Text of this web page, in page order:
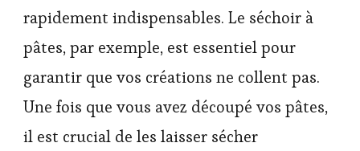
rapidement indispensables. Le séchoir à
pâtes, par exemple, est essentiel pour
garantir que vos créations ne collent pas.
Une fois que vous avez découpé vos pâtes,
il est crucial de les laisser sécher